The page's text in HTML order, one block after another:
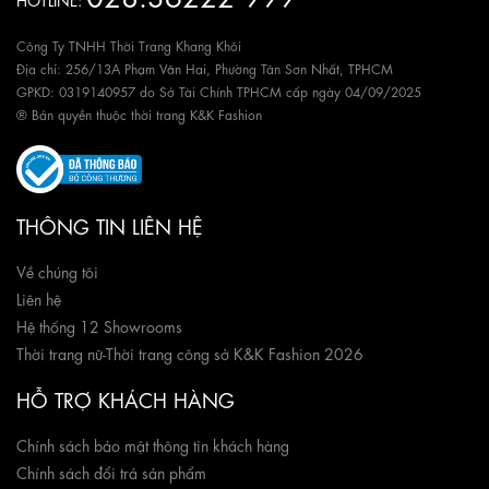
Công Ty TNHH Thời Trang Khang Khôi
Địa chỉ: 256/13A Phạm Văn Hai, Phường Tân Sơn Nhất, TPHCM
GPKD: 0319140957 do Sở Tài Chính TPHCM cấp ngày 04/09/2025
® Bản quyền thuộc thời trang K&K Fashion
THÔNG TIN LIÊN HỆ
Về chúng tôi
Liên hệ
Hệ thống 12 Showrooms
Thời trang nữ-Thời trang công sở K&K Fashion 2026
HỖ TRỢ KHÁCH HÀNG
Chính sách bảo mật thông tin khách hàng
Chính sách đổi trả sản phẩm